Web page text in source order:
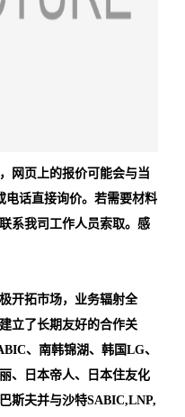
网页上的报价可能会与当
电话直接询价。若需要材料
系我司工作人员索取。感
开拓市场，业务辐射全
立了长期友好的合作关
、南韩锦湖、韩国LG、
、日本帝人、日本住友化
斯夫并与沙特SABIC,LNP,